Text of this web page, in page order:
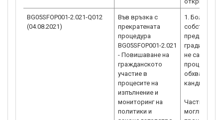
BG05SFOP001-2.021-Q012
(04.08.2021)
Във връзка с
прекратената
процедура
BG05SFOP001-2.021
- Повишаване на
гражданското
участие в
процесите на
изпълнение и
мониторинг на
политики и
1. Болници
градини и
не са
обхвата на
Частни
могли да